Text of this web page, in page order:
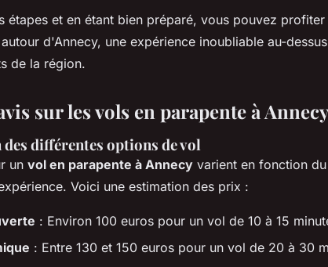
étapes et en étant bien préparé, vous pouvez
d'Annecy, une expérience inoubliable au-
de la région.
sur les vols en parapente à Annecy
différentes options de vol
un vol en parapente à Annecy varient en fonction
Voici une estimation des prix :
: Environ 100 euros pour un vol de 10 à 15
: Entre 130 et 150 euros pour un vol de 20 à 30